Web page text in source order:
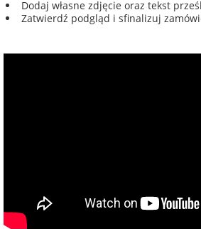
Dodaj własne zdjęcie oraz tekst
Zatwierdź podgląd i sfinalizuj